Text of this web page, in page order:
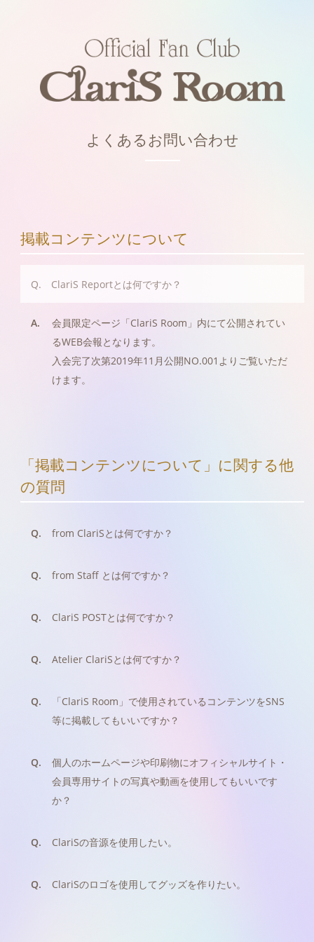
よくあるお問い合わせ
掲載コンテンツについて
Q. ClariS Reportとは何ですか？
A.
会員限定ページ「ClariS Room」内にて公開されてい
るWEB会報となります。
入会完了次第2019年11月公開NO.001よりご覧いただ
けます。
「掲載コンテンツについて」に関する他
の質問
Q. from ClariSとは何ですか？
Q. from Staff とは何ですか？
Q. ClariS POSTとは何ですか？
Q. Atelier ClariSとは何ですか？
Q.
「ClariS Room」で使用されているコンテンツをSNS
等に掲載してもいいですか？
Q.
個人のホームページや印刷物にオフィシャルサイト・
会員専用サイトの写真や動画を使用してもいいです
か？
Q. ClariSの音源を使用したい。
Q. ClariSのロゴを使用してグッズを作りたい。